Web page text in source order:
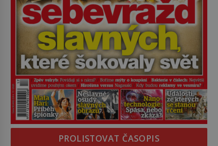
PROLISTOVAT ČASOPIS